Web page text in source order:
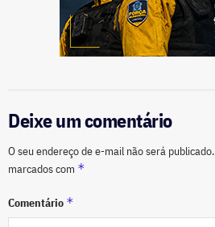
Deixe um comentário
O seu endereço de e-mail não será publicado.
marcados com *
Comentário *